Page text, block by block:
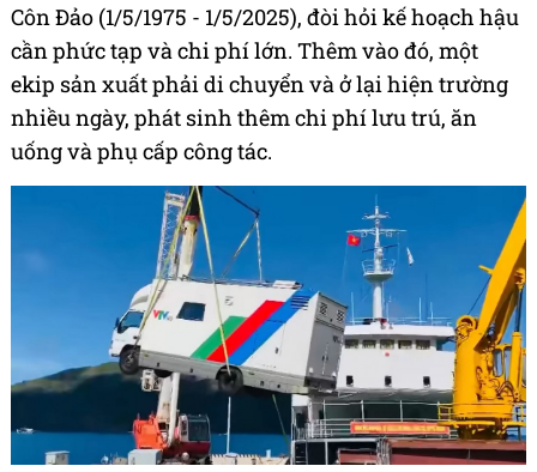
Côn Đảo (1/5/1975 - 1/5/2025), đòi hỏi kế hoạch hậu
cần phức tạp và chi phí lớn. Thêm vào đó, một
ekip sản xuất phải di chuyển và ở lại hiện trường
nhiều ngày, phát sinh thêm chi phí lưu trú, ăn
uống và phụ cấp công tác.